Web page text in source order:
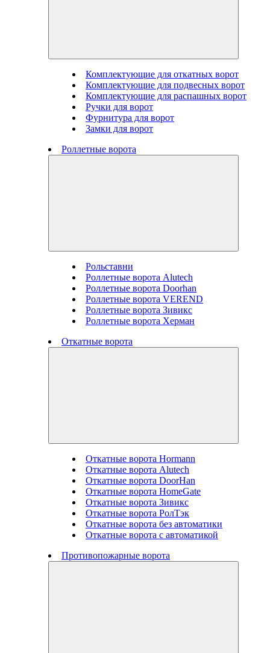
Комплектующие для откатных ворот
Комплектующие для подвесных ворот
Комплектующие для распашных ворот
Ручки для ворот
Фурнитура для ворот
Замки для ворот
Роллетные ворота
Рольставни
Роллетные ворота Alutech
Роллетные ворота Doorhan
Роллетные ворота VEREND
Роллетные ворота Зивикс
Роллетные ворота Херман
Откатные ворота
Откатные ворота Hormann
Откатные ворота Alutech
Откатные ворота DoorHan
Откатные ворота HomeGate
Откатные ворота Зивикс
Откатные ворота РолТэк
Откатные ворота без автоматики
Откатные ворота с автоматикой
Противопожарные ворота